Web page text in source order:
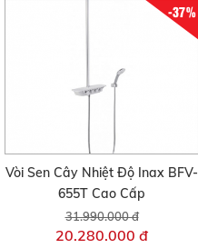
-37%
Vòi Sen Cây Nhiệt Độ Inax BFV-
655T Cao Cấp
31.990.000 đ
20.280.000 đ